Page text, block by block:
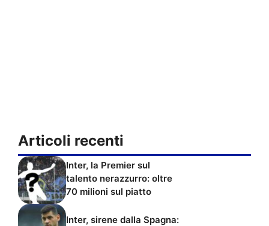
Articoli recenti
Inter, la Premier sul
talento nerazzurro: oltre
70 milioni sul piatto
Inter, sirene dalla Spagna: